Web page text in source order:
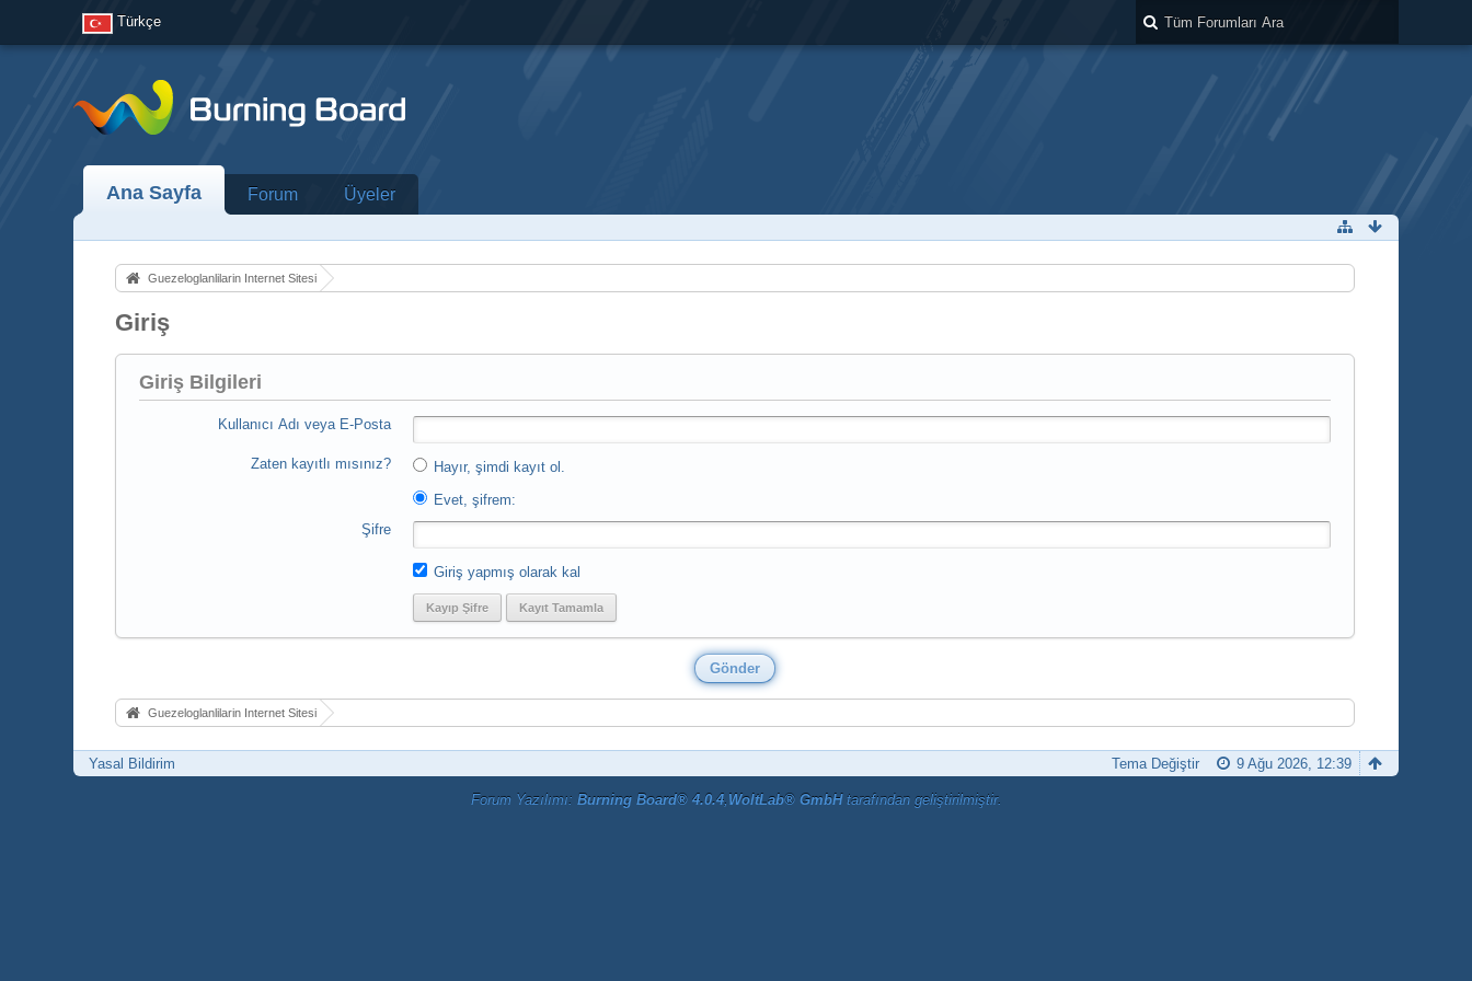
Türkçe
Ana Sayfa Forum Üyeler
Guezeloglanlilarin Internet Sitesi
Giriş
Giriş Bilgileri
Kullanıcı Adı veya E-Posta
Zaten kayıtlı mısınız?
Hayır, şimdi kayıt ol.
Evet, şifrem:
Şifre
Giriş yapmış olarak kal
Kayıp Şifre Kayıt Tamamla
Guezeloglanlilarin Internet Sitesi
Yasal Bildirim 9 Ağu 2026, 12:39
Tema Değiştir
Forum Yazılımı: Burning Board® 4.0.4, WoltLab® GmbHtarafından geliştirilmiştir.